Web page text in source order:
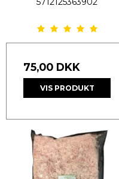
75,00 DKK
VIS PRODUKT